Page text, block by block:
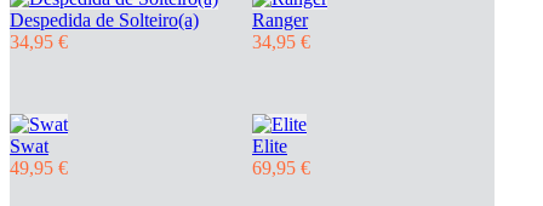
Despedida de Solteiro(a)
34,95 €
Ranger
34,95 €
Swat
49,95 €
Elite
69,95 €